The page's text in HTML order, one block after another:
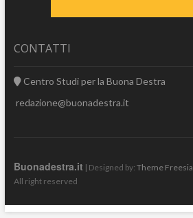
CONTATTI
Centro Studi per la Buona Destra
redazione@buonadestra.it
Buonadestra.it | Designed by: Theme Freesia
All right reserved